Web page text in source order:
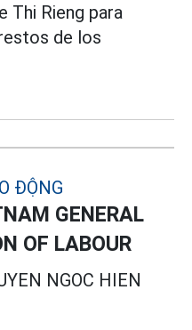
Thi Rieng para
de los
GENERAL
OF LABOUR
NGOC HIEN